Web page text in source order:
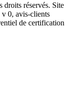
réservés. Site
0, avis-clients
de certification